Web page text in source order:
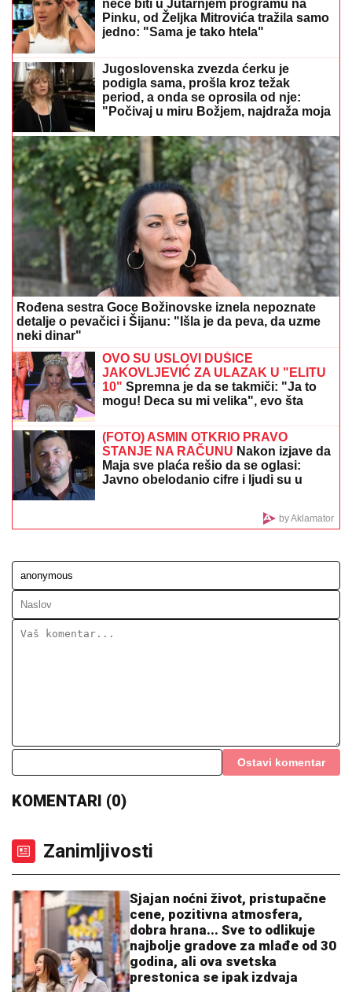
PLJAČKAO POSETIOCE BANJE! ULeskovcu
uhapšen muškarac iz Novog Sada, određen mu
pritvor
Kreću radovi na tunelu pod
Kadinjačom: Vučić otkrio tačan datum,
pa najavio milionska ulaganja u
Zlatibor i obilaznicu (FOTO)
MIRKA VASILJEVIĆ SVA U
CIRKONIMA, BOSILJČIĆ RAZVEZAO
KRAVATUPoznati prošetali crvenim
tepihom, pa usledio vatromet: Gala
Videnović nakon mnogo vremena u
javnosti (Video)
POBEDILA U RIJALITIJU, BILA U VEZI SA
GASTOZOM
Pokrenula je i ozbiljan biznis, a sada
uživa na jahti i evo kako izgleda: "Vadila sam
biopolimer iz usana" (FOTO)
Pevač prodaje luksuzan stan u
Beogradu, a sa porodicom ovde
mlađom bio na stubu srama, a sada živi život iz
snova: Kupio stan u Dubaiju i baškari se u luksuzu
neće biti u Jutarnjem programu na
Pinku, od Željka Mitrovića tražila samo
jedno: "Sama je tako htela"
Jugoslovenska zvezda ćerku je
podigla sama, prošla kroz težak